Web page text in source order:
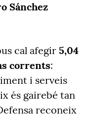
Sánchez
cal afegir 5,04
corrents:
i serveis
és gairebé tan
reconeix